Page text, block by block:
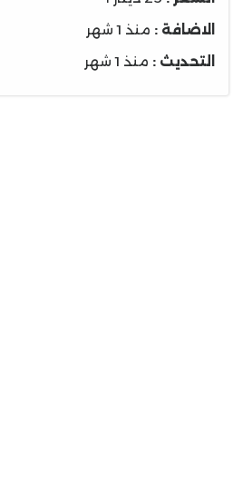
الاضافة : منذ 1 شهر
التحديث : منذ 1 شهر